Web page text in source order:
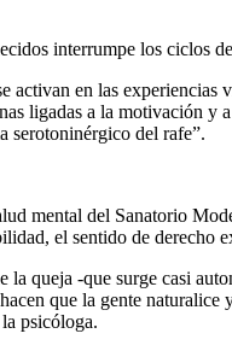
interrumpe los ciclos
activan en las
ligadas a la motivación
serotoninérgico del rafe”.
mental del Sanatorio
el sentido de derecho
la queja -que surge casi
que la gente
psicóloga.